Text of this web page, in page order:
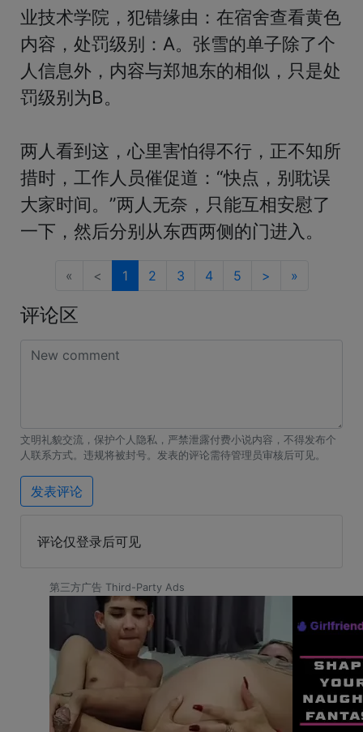
业技术学院，犯错缘由：在宿舍查看黄色
内容，处罚级别：A。张雪的单子除了个
人信息外，内容与郑旭东的相似，只是处
罚级别为B。
两人看到这，心里害怕得不行，正不知所
措时，工作人员催促道：“快点，别耽误
大家时间。”两人无奈，只能互相安慰了
一下，然后分别从东西两侧的门进入。
« < 1 2 3 4 5 > »
评论区
文明礼貌交流，保护个人隐私，严禁泄露付费小说内容，不得发布个
人联系方式。违规将被封号。发表的评论需待管理员审核后可见。
发表评论
评论仅登录后可见
第三方广告 Third-Party Ads